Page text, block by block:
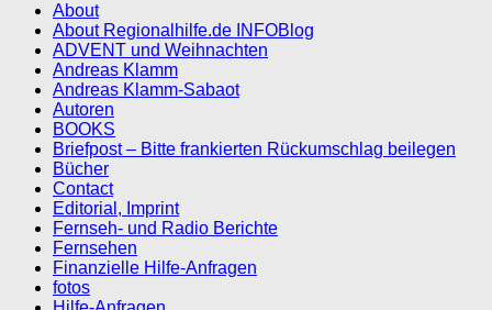
About
About Regionalhilfe.de INFOBlog
ADVENT und Weihnachten
Andreas Klamm
Andreas Klamm-Sabaot
Autoren
BOOKS
Briefpost – Bitte frankierten Rückumschlag beilegen
Bücher
Contact
Editorial, Imprint
Fernseh- und Radio Berichte
Fernsehen
Finanzielle Hilfe-Anfragen
fotos